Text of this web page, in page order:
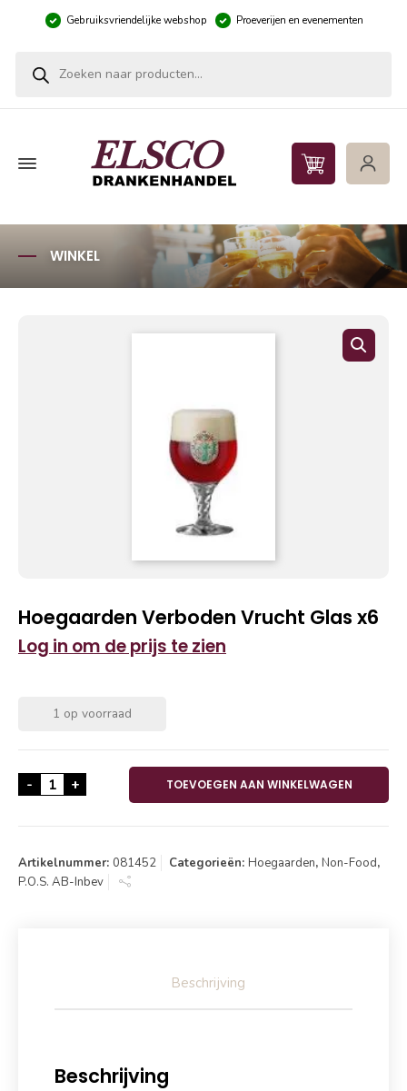
Gebruiksvriendelijke webshop Proeverijen en evenementen
WINKEL
Hoegaarden Verboden Vrucht Glas x6
Log in om de prijs te zien
1 op voorraad
- Hoegaarden Verboden Vrucht Glas x6 aantal
+ TOEVOEGEN AAN WINKELWAGEN
Artikelnummer: 081452 Categorieën: Hoegaarden, Non-Food,
P.O.S. AB-Inbev
Beschrijving
Beschrijving